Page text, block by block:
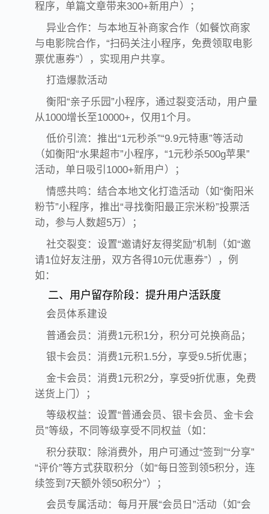
程序，单篇文章带来300+新用户）；
异业合作：与本地互补商家合作（如餐饮商家
与电影院合作，“扫码关注小程序，免费领取电影
票优惠券”），实现用户共享。
打造爆款活动
衡阳“亲子乐园”小程序，通过裂变活动，用户量
从1000增长至10000+，仅用1个月。
低价引流：推出“1元秒杀”“9.9元特惠”等活动
（如衡阳“水果超市”小程序，“1元秒杀500g苹果”
活动，单日吸引1000+新用户）；
情感共鸣：结合本地文化打造活动（如“衡阳米
粉节”小程序，推出“寻找衡阳最正宗米粉”投票活
动，参与人数超5万）；
社交裂变：设置“邀请好友得奖励”机制（如“邀
请1位好友注册，双方各得10元优惠券”），例
如：
二、用户留存阶段：提升用户活跃度
会员体系建设
普通会员：消费1元积1分，积分可兑换商品；
银卡会员：消费1元积1.5分，享受9.5折优惠；
金卡会员：消费1元积2分，享受9折优惠，免费
送货上门）；
等级权益：设置“普通会员、银卡会员、金卡会
员”等级，不同等级享受不同权益（如：
积分获取：除消费外，用户可通过“签到”“分享”
“评价”等方式获取积分（如“每日签到领5积分，连
续签到7天额外领50积分”）；
会员专属活动：每月开展“会员日”活动（如“会